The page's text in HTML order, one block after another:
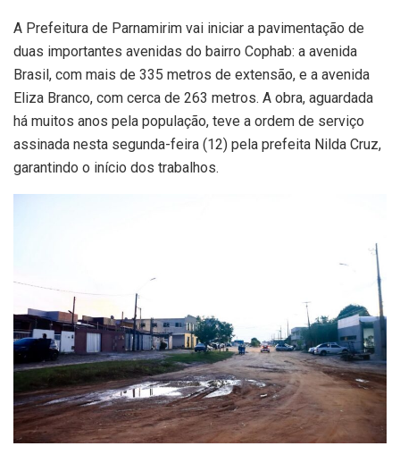
A Prefeitura de Parnamirim vai iniciar a pavimentação de
duas importantes avenidas do bairro Cophab: a avenida
Brasil, com mais de 335 metros de extensão, e a avenida
Eliza Branco, com cerca de 263 metros. A obra, aguardada
há muitos anos pela população, teve a ordem de serviço
assinada nesta segunda-feira (12) pela prefeita Nilda Cruz,
garantindo o início dos trabalhos.